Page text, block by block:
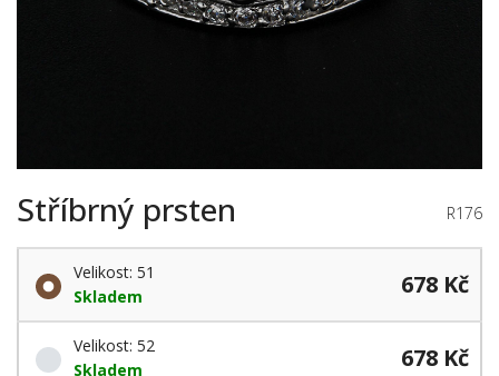
Stříbrný prsten R176
Velikost: 51
Skladem
678 Kč
Velikost: 52
Skladem
678 Kč